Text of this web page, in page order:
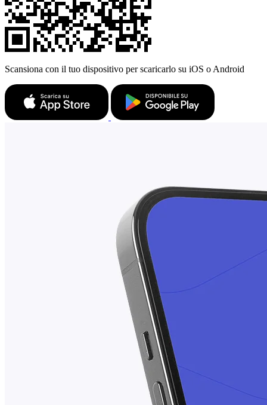
Scansiona con il tuo dispositivo per scaricarlo su iOS o Android